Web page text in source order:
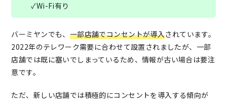
✓Wi-Fi有り
バーミヤンでも、 一部店舗でコンセントが導入されています。
2022年のテレワーク需要に合わせて設置されましたが、一部
店舗では既に塞いでしまっているため、情報が古い場合は要注
意です。
ただ、新しい店舗では積極的にコンセントを導入する傾向が